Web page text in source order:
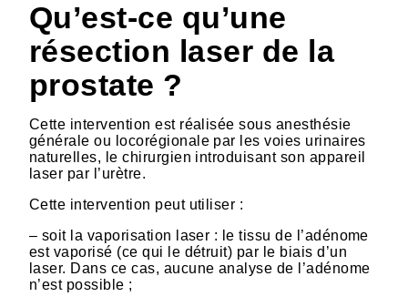
Qu’est-ce qu’une
résection laser de la
prostate ?
Cette intervention est réalisée sous anesthésie
générale ou locorégionale par les voies urinaires
naturelles, le chirurgien introduisant son appareil
laser par l’urètre.
Cette intervention peut utiliser :
– soit la vaporisation laser : le tissu de l’adénome
est vaporisé (ce qui le détruit) par le biais d’un
laser. Dans ce cas, aucune analyse de l’adénome
n’est possible ;